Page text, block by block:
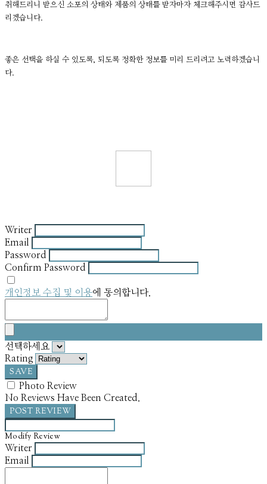
취해드리니 받으신 소포의 상태와 제품의 상태를 받자마자 체크해주시면 감사드
리겠습니다.
좋은 선택을 하실 수 있도록, 되도록 정확한 정보를 미리 드리려고 노력하겠습니
다.
Writer
Email
Password
Confirm Password
개인정보 수집 및 이용에 동의합니다.
선택하세요
Rating
SAVE
Photo Review
No Reviews Have Been Created.
POST REVIEW
Modify Review
Writer
Email